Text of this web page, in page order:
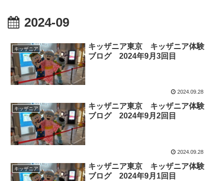
2024-09
キッザニア
キッザニア東京 キッザニア体験
ブログ 2024年9月3回目
2024.09.28
キッザニア
キッザニア東京 キッザニア体験
ブログ 2024年9月2回目
2024.09.28
キッザニア
キッザニア東京 キッザニア体験
ブログ 2024年9月1回目